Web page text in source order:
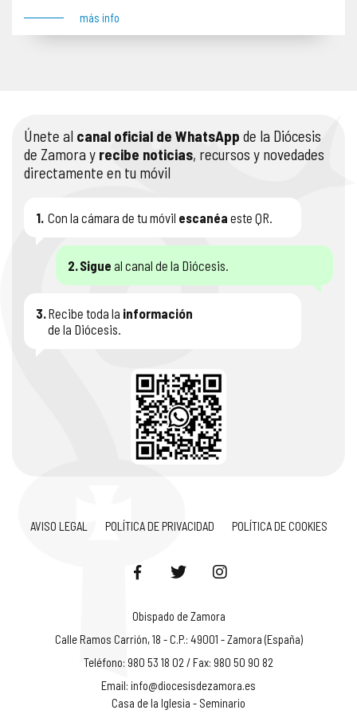
más info
Únete al canal oficial de WhatsApp de la Diócesis
de Zamora y recibe noticias, recursos y novedades
directamente en tu móvil
1. Con la cámara de tu móvil escanéa este QR.
2. Sigue al canal de la Diócesis.
3. Recibe toda la información
de la Diócesis.
AVISO LEGAL POLÍTICA DE PRIVACIDAD POLÍTICA DE COOKIES
Obispado de Zamora
Calle Ramos Carrión, 18 - C.P.: 49001 - Zamora (España)
Teléfono: 980 53 18 02 / Fax: 980 50 90 82
Email: info@diocesisdezamora.es
Casa de la Iglesia - Seminario